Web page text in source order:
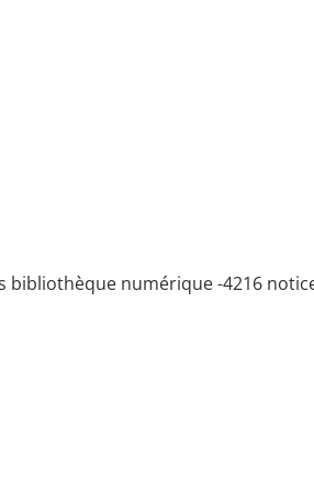
bibliothèque numérique -4216